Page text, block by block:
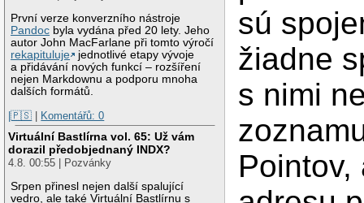
První verze konverzního nástroje
Pandoc byla vydána před 20 lety. Jeho
autor John MacFarlane při tomto výročí
rekapituluje
jednotlivé etapy vývoje
a přidávání nových funkcí – rozšíření
nejen Markdownu a podporu mnoha
dalších formátů.
|🇵🇸 | Komentářů: 0
Virtuální Bastlírna vol. 65: Už vám
dorazil předobjednaný INDX?
4.8. 00:55 | Pozvánky
Srpen přinesl nejen další spalující
vedro, ale také Virtuální Bastlírnu s
sú
žiadne
s nimi